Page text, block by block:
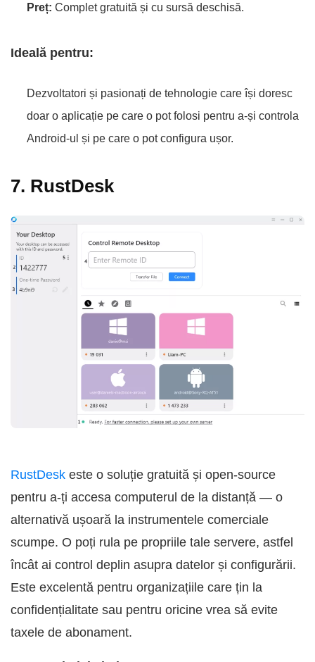
Preț: Complet gratuită și cu sursă deschisă.
Ideală pentru:
Dezvoltatori și pasionați de tehnologie care își doresc
doar o aplicație pe care o pot folosi pentru a-și controla
Android-ul și pe care o pot configura ușor.
7. RustDesk
RustDesk este o soluție gratuită și open-source
pentru a-ți accesa computerul de la distanță — o
alternativă ușoară la instrumentele comerciale
scumpe. O poți rula pe propriile tale servere, astfel
încât ai control deplin asupra datelor și configurării.
Este excelentă pentru organizațiile care țin la
confidențialitate sau pentru oricine vrea să evite
taxele de abonament.